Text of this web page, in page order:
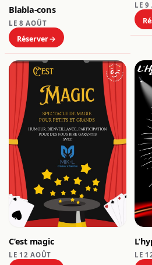
Blabla-cons
LE 8 AOÛT
Réserver
LE 9
C’est magic
LE 12 AOÛT LE